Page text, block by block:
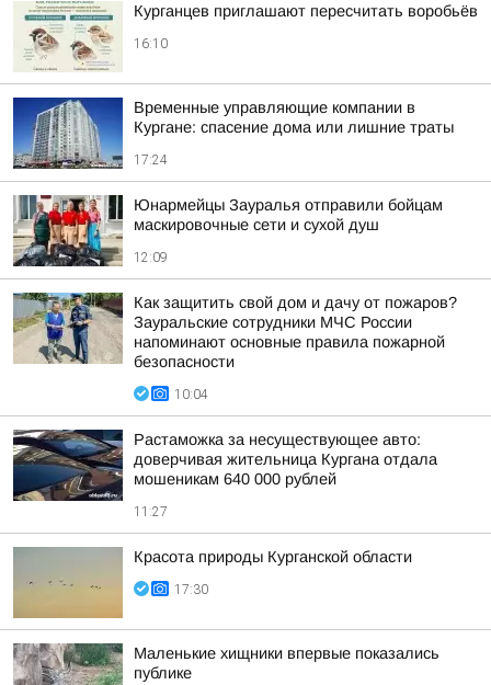
Курганцев приглашают пересчитать воробьёв
16:10
Временные управляющие компании в
Кургане: спасение дома или лишние траты
17:24
Юнармейцы Зауралья отправили бойцам
маскировочные сети и сухой душ
12:09
Как защитить свой дом и дачу от пожаров?
Зауральские сотрудники МЧС России
напоминают основные правила пожарной
безопасности
10:04
Растаможка за несуществующее авто:
доверчивая жительница Кургана отдала
мошеникам 640 000 рублей
11:27
Красота природы Курганской области
17:30
Маленькие хищники впервые показались
публике